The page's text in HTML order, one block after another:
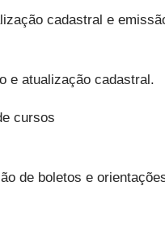
cadastral e
e atualização cadastral.
cursos
de boletos e